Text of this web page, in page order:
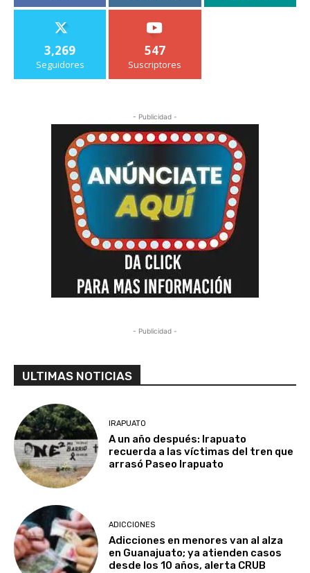
3,269
Seguidores
547
Suscriptores
- Publicidad -
- Publicidad -
ULTIMAS NOTICIAS
IRAPUATO
A un año después: Irapuato
recuerda a las víctimas del tren que
arrasó Paseo Irapuato
ADICCIONES
Adicciones en menores van al alza
en Guanajuato; ya atienden casos
desde los 10 años, alerta CRUB